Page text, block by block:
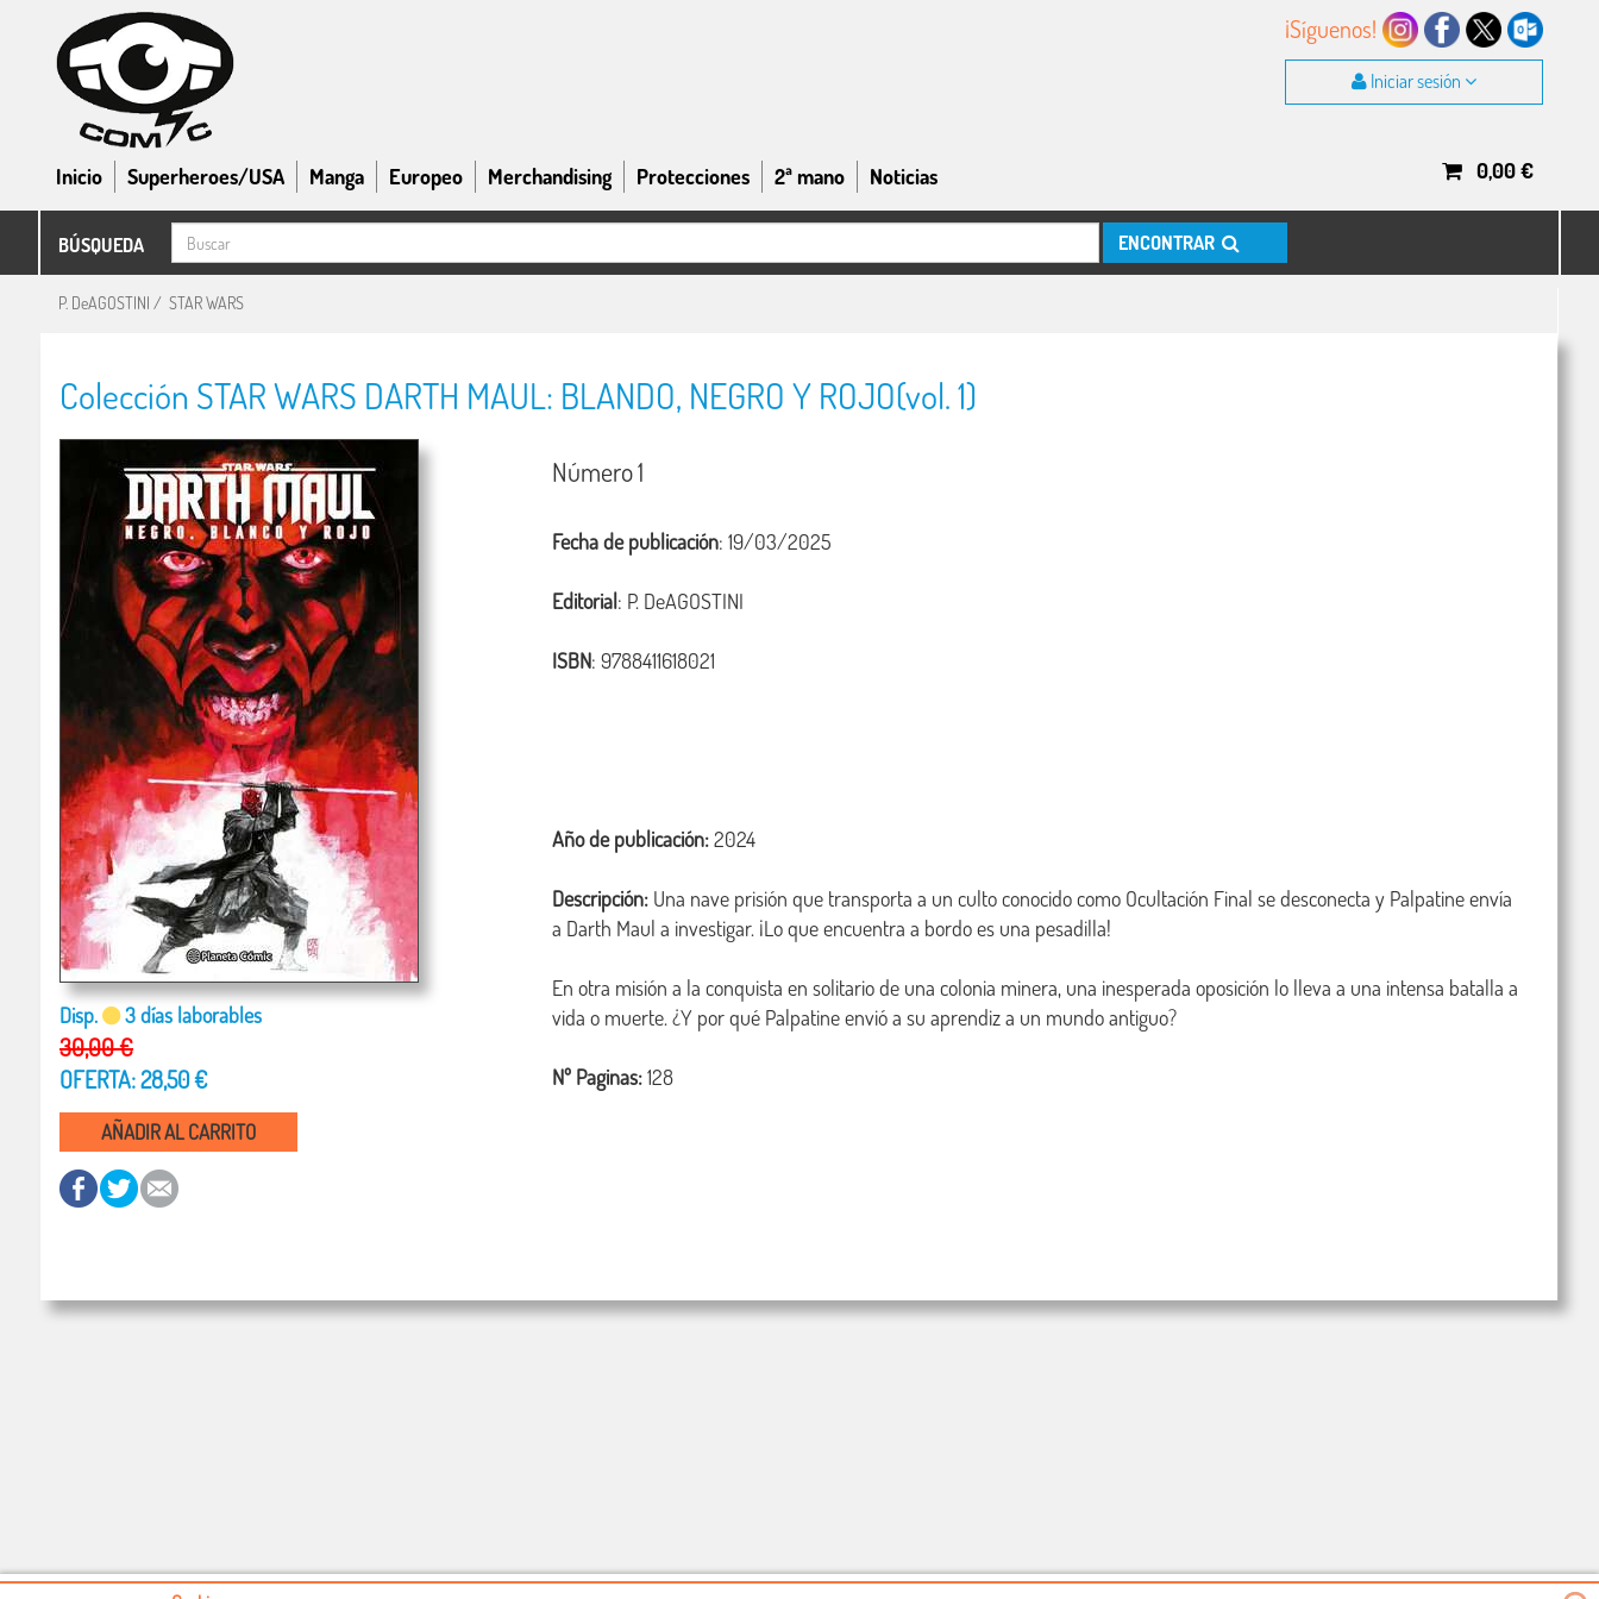
¡Síguenos!
Iniciar sesión
Inicio Superheroes/USA Manga Europeo Merchandising Protecciones 2ª mano Noticias 0,00€
BÚSQUEDA ENCONTRAR
P. DeAGOSTINI / STAR WARS
Colección STAR WARS DARTH MAUL: BLANDO, NEGRO Y ROJO(vol. 1)
Disp. 3 días laborables
30,00 €
OFERTA: 28,50 €
AÑADIR AL CARRITO
Número 1
Fecha de publicación: 19/03/2025
Editorial: P. DeAGOSTINI
ISBN: 9788411618021
Año de publicación:2024
Descripción: Una nave prisión que transporta a un culto conocido como Ocultación Final se desconecta y Palpatine envía
a Darth Maul a investigar. ¡Lo que encuentra a bordo es una pesadilla!
En otra misión a la conquista en solitario de una colonia minera, una inesperada oposición lo lleva a una intensa batalla a
vida o muerte. ¿Y por qué Palpatine envió a su aprendiz a un mundo antiguo?
Nº Paginas:128